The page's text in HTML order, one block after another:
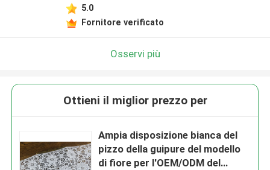
5.0
Fornitore verificato
Osservi più
Ottieni il miglior prezzo per
Ampia disposizione bianca del
pizzo della guipure del modello
di fiore per l'OEM/ODM del